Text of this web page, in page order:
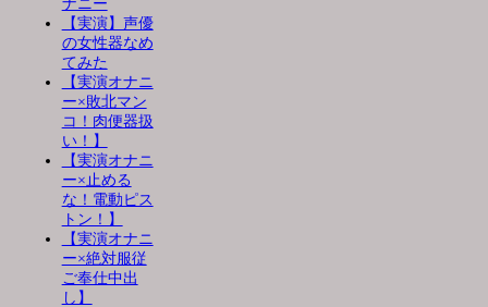
ナニー
【実演】声優
の女性器なめ
てみた
【実演オナニ
ー×敗北マン
コ！肉便器扱
い！】
【実演オナニ
ー×止める
な！電動ピス
トン！】
【実演オナニ
ー×絶対服従
ご奉仕中出
し】